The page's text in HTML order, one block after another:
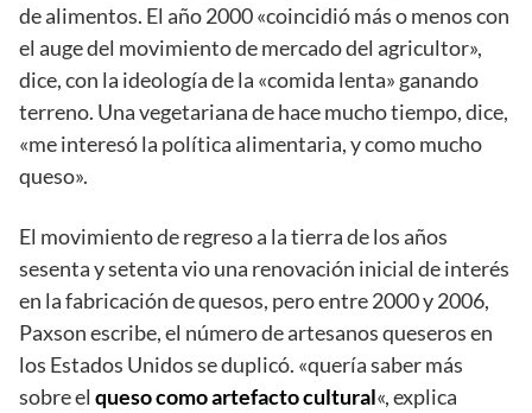
de alimentos. El año 2000 «coincidió más o menos con
el auge del movimiento de mercado del agricultor»,
dice, con la ideología de la «comida lenta» ganando
terreno. Una vegetariana de hace mucho tiempo, dice,
«me interesó la política alimentaria, y como mucho
queso».
El movimiento de regreso a la tierra de los años
sesenta y setenta vio una renovación inicial de interés
en la fabricación de quesos, pero entre 2000 y 2006,
Paxson escribe, el número de artesanos queseros en
los Estados Unidos se duplicó. «quería saber más
sobre el queso como artefacto cultural«, explica